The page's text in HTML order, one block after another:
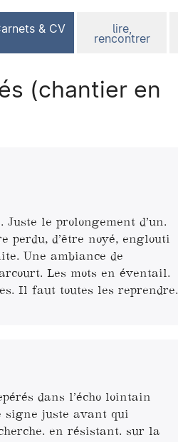
& CV lire,
rencontrer
(chantier en
Juste le prolongement d’un.
perdu, d’être noyé, englouti
Une ambiance de
Les mots en éventail.
Il faut toutes les reprendre.
dans l’écho lointain
signe juste avant qui
en résistant. sur la